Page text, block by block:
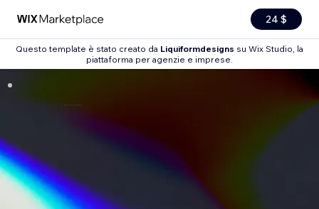
24 $
Questo template è stato creato da Liquiformdesigns su Wix Studio, la
piattaforma per agenzie e imprese.